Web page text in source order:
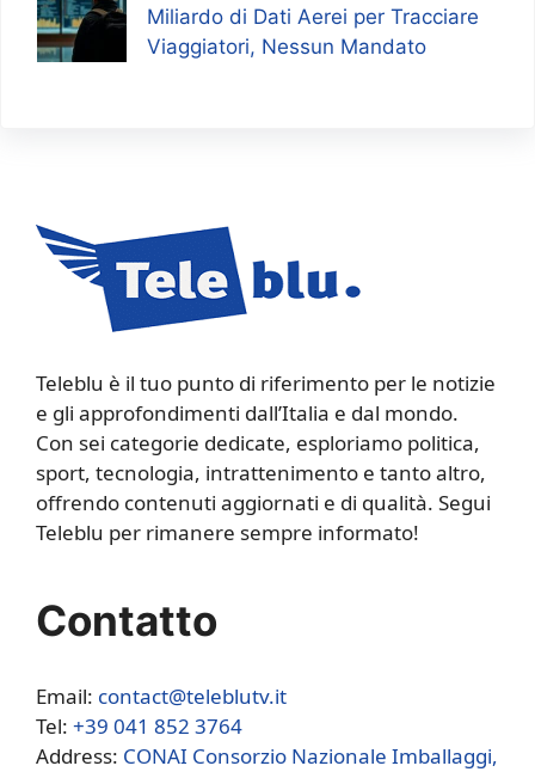
Miliardo di Dati Aerei per Tracciare
Viaggiatori, Nessun Mandato
Teleblu è il tuo punto di riferimento per le notizie
e gli approfondimenti dall’Italia e dal mondo.
Con sei categorie dedicate, esploriamo politica,
sport, tecnologia, intrattenimento e tanto altro,
offrendo contenuti aggiornati e di qualità. Segui
Teleblu per rimanere sempre informato!
Contatto
Email: contact@teleblutv.it
Tel: +39 041 852 3764
Address: CONAI Consorzio Nazionale Imballaggi,